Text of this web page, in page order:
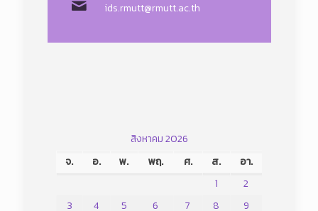
ids.rmutt@rmutt.ac.th
สิงหาคม 2026
จ.
อ. พ. พฤ. ศ. ส.
อา.
1
2
3
4 5 6 7 8
9